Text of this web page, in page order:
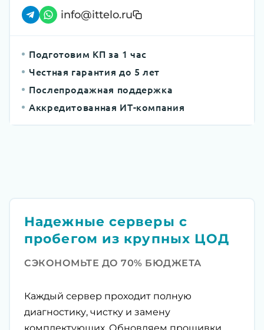
info@ittelo.ru
Подготовим КП за 1 час
Честная гарантия до 5 лет
Послепродажная поддержка
Аккредитованная ИТ-компания
Надежные серверы с
пробегом из крупных ЦОД
СЭКОНОМЬТЕ ДО 70% БЮДЖЕТА
Каждый сервер проходит полную
диагностику, чистку и замену